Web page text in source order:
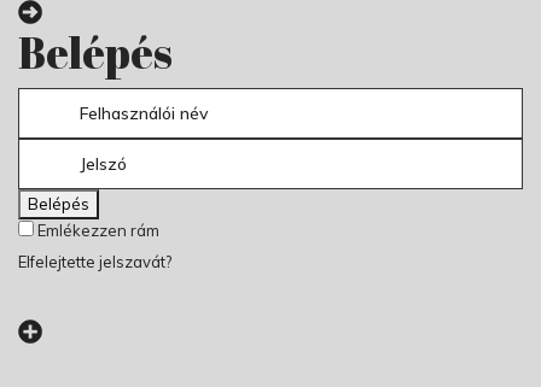
Belépés
Belépés
Emlékezzen rám
Elfelejtette jelszavát?